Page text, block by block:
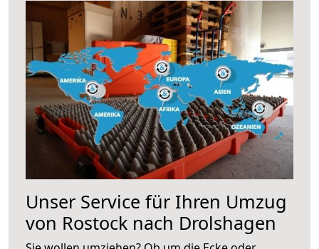
Unser Service für Ihren Umzug
von Rostock nach Drolshagen